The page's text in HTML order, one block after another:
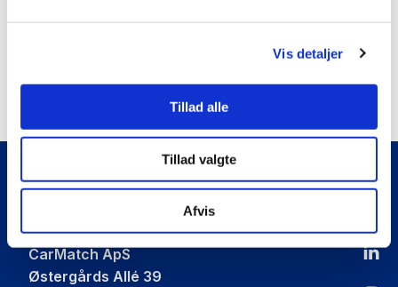
Vis detaljer
Tillad alle
Tillad valgte
Afvis
CarMatch
CarMatch ApS
Østergårds Allé 39